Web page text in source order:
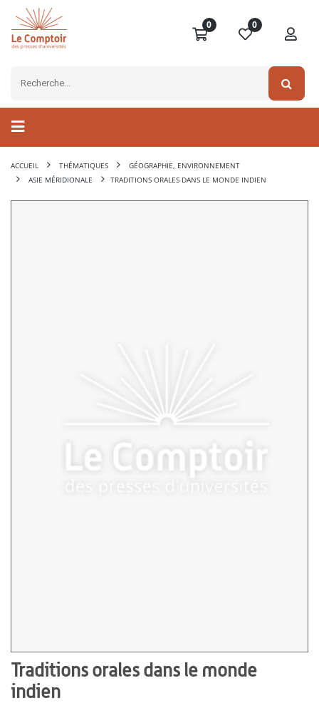
0 0
ACCUEIL THÉMATIQUES
GÉOGRAPHIE, ENVIRONNEMENT
ASIE MÉRIDIONALE
TRADITIONS ORALES DANS LE MONDE INDIEN
Traditions orales dans le monde
indien